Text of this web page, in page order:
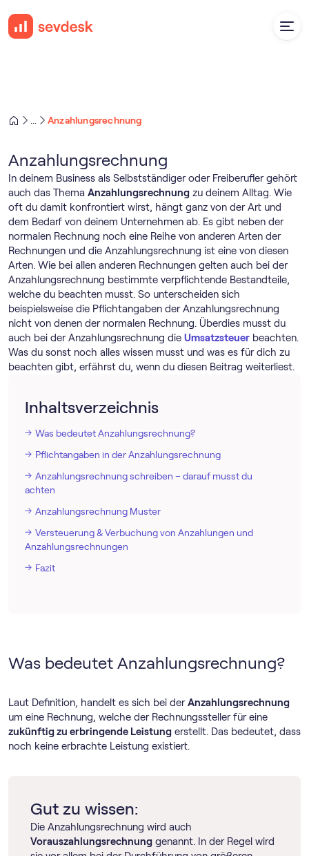
Anzahlungsrechnung
Anzahlungsrechnung
In deinem Business als Selbstständiger oder Freiberufler gehört
auch das Thema Anzahlungsrechnung zu deinem Alltag. Wie
oft du damit konfrontiert wirst, hängt ganz von der Art und
dem Bedarf von deinem Unternehmen ab. Es gibt neben der
normalen Rechnung noch eine Reihe von anderen Arten der
Rechnungen und die Anzahlungsrechnung ist eine von diesen
Arten. Wie bei allen anderen Rechnungen gelten auch bei der
Anzahlungsrechnung bestimmte verpflichtende Bestandteile,
welche du beachten musst. So unterscheiden sich
beispielsweise die Pflichtangaben der Anzahlungsrechnung
nicht von denen der normalen Rechnung. Überdies musst du
auch bei der Anzahlungsrechnung die Umsatzsteuer beachten.
Was du sonst noch alles wissen musst und was es für dich zu
beachten gibt, erfährst du, wenn du diesen Beitrag weiterliest.
Inhaltsverzeichnis
Was bedeutet Anzahlungsrechnung?
Pflichtangaben in der Anzahlungsrechnung
Anzahlungsrechnung schreiben – darauf musst du
achten
Anzahlungsrechnung Muster
Versteuerung & Verbuchung von Anzahlungen und
Anzahlungsrechnungen
Fazit
Was bedeutet Anzahlungsrechnung?
Laut Definition, handelt es sich bei derAnzahlungsrechnung
um eine Rechnung, welche der Rechnungssteller für eine
zukünftig zu erbringende Leistung erstellt. Das bedeutet, dass
noch keine erbrachte Leistung existiert.
Gut zu wissen:
Die Anzahlungsrechnung wird auch
Vorauszahlungsrechnung genannt. In der Regel wird